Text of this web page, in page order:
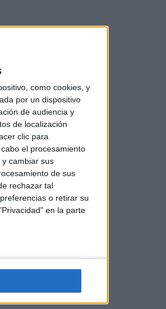
como cookies, y
por un dispositivo
de audiencia y
de localización
clic para
el procesamiento
cambiar sus
de sus
rechazar tal
o retirar su
en la parte